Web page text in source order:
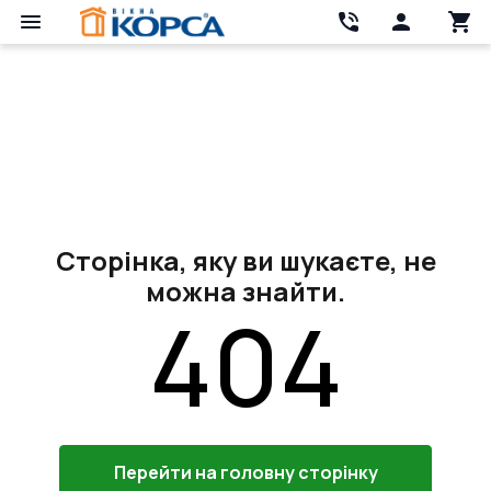
Сторінка, яку ви шукаєте, не
можна знайти.
404
Перейти на головну сторінку